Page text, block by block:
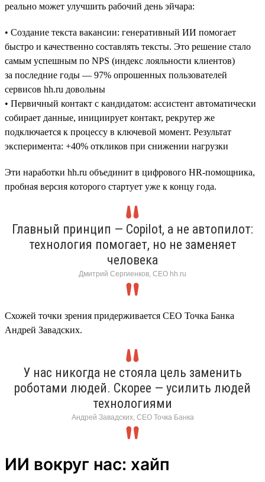
реально может улучшить рабочий день эйчара:
• Создание текста вакансии: генеративный ИИ помогает
быстро и качественно составлять тексты. Это решение стало
самым успешным по NPS (индекс лояльности клиентов)
за последние годы — 97% опрошенных пользователей
сервисов hh.ru довольны
• Первичный контакт с кандидатом: ассистент автоматически
собирает данные, инициирует контакт, рекрутер же
подключается к процессу в ключевой момент. Результат
эксперимента: +40% откликов при снижении нагрузки
Эти наработки hh.ru объединит в цифрового HR-помощника,
пробная версия которого стартует уже к концу года.
Главный принцип — Copilot, а не автопилот:
технология помогает, но не заменяет
человека
Дмитрий Сергиенков, CEO hh.ru
Схожей точки зрения придерживается СЕО Точка Банка
Андрей Завадских.
У нас никогда не стояла цель заменить
роботами людей. Скорее — усилить людей
технологиями
Андрей Завадских, СЕО Точка Банка
ИИ вокруг нас: хайп